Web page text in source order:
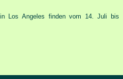
Los Angeles finden vom 14. Juli bis